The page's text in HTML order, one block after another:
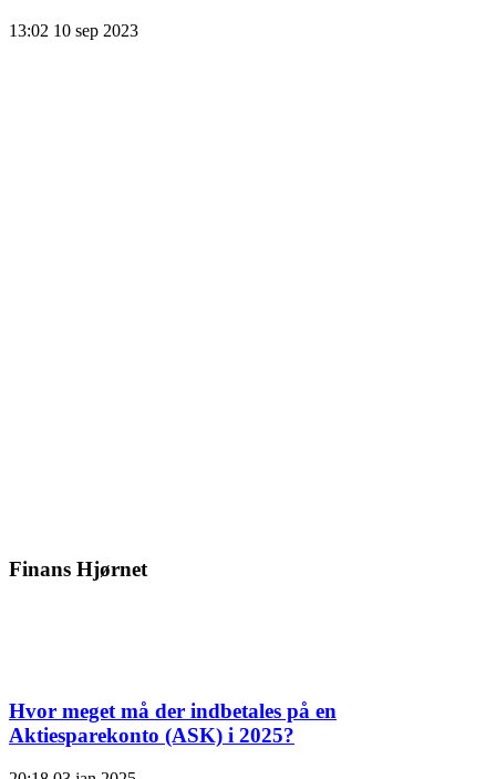
13:02 10 sep 2023
Finans Hjørnet
Hvor meget må der indbetales på en
Aktiesparekonto (ASK) i 2025?